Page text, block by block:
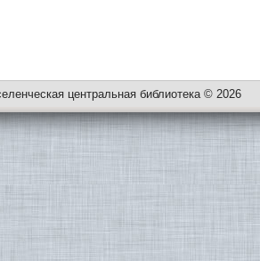
центральная библиотека © 2026